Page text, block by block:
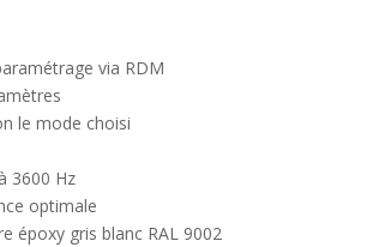
via RDM
le mode choisi
3600 Hz
optimale
époxy gris blanc RAL 9002